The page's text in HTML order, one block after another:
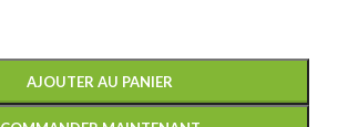
AJOUTER AU PANIER